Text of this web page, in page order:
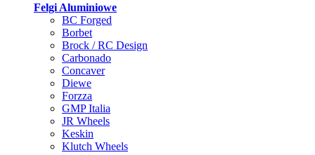
Felgi Aluminiowe
BC Forged
Borbet
Brock / RC Design
Carbonado
Concaver
Diewe
Forzza
GMP Italia
JR Wheels
Keskin
Klutch Wheels